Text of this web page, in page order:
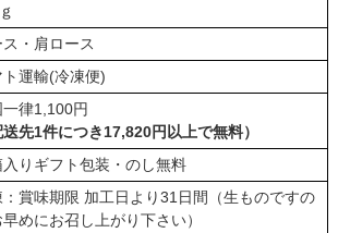
ス・肩ロース
ト運輸(冷凍便)
一律1,100円
送先1件につき17,820円以上で無料）
入りギフト包装・のし無料
：賞味期限 加工日より31日間（生ものですの
めにお召し上がり下さい）